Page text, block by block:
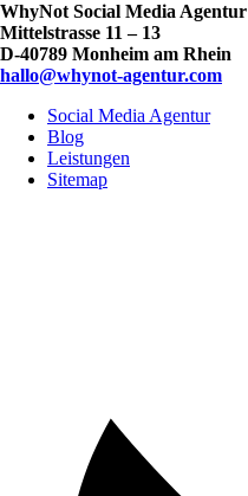
WhyNot Social Media Agentur
Mittelstrasse 11 – 13
D-40789 Monheim am Rhein
hallo@whynot-agentur.com
Social Media Agentur
Blog
Leistungen
Sitemap